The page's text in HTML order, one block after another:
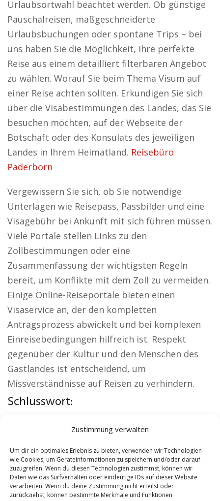
Zustimmung verwalten
Um dir ein optimales Erlebnis zu bieten, verwenden wir Technologien
wie Cookies, um Geräteinformationen zu speichern und/oder darauf
zuzugreifen. Wenn du diesen Technologien zustimmst, können wir
Daten wie das Surfverhalten oder eindeutige IDs auf dieser Website
verarbeiten. Wenn du deine Zustimmung nicht erteilst oder
zurückziehst, können bestimmte Merkmale und Funktionen
Urlaubsortwahl beachtet werden. Ob günstige
Pauschalreisen, maßgeschneiderte
Urlaubsbuchungen oder spontane Trips – bei
uns haben Sie die Möglichkeit, Ihre perfekte
Reise aus einem detailliert filterbaren Angebot
zu wählen. Worauf Sie beim Thema Visum auf
einer Reise achten sollten. Erkundigen Sie sich
über die Visabestimmungen des Landes, das Sie
besuchen möchten, auf der Webseite der
Botschaft oder des Konsulats des jeweiligen
Landes in Ihrem Heimatland. Reisebüro
Paderborn
Vergewissern Sie sich, ob Sie notwendige
Unterlagen wie Reisepass, Passbilder und eine
Visagebühr bei Ankunft mit sich führen müssen.
Viele Portale stellen Links zu den
Zollbestimmungen oder eine
Zusammenfassung der wichtigsten Regeln
bereit, um Konflikte mit dem Zoll zu vermeiden.
Einige Online-Reiseportale bieten einen
Visaservice an, der den kompletten
Antragsprozess abwickelt und bei komplexen
Einreisebedingungen hilfreich ist. Respekt
gegenüber der Kultur und den Menschen des
Gastlandes ist entscheidend, um
Missverständnisse auf Reisen zu verhindern.
Schlusswort:
Sicherheitsdienst Herborn|Versicherung
Herborn|Hundeschule Herborn|Schamane
Herborn|Reisebüro Herborn
Contents [show]